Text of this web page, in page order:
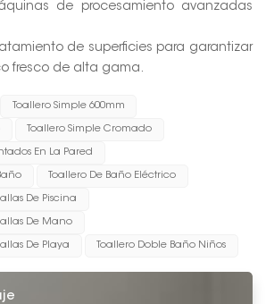
de procesamiento avanzadas
de superficies para garantizar
fresco de alta gama.
Toallero Simple 600mm
Toallero Simple Cromado
En La Pared
Toallero De Baño Eléctrico
De Piscina
De Mano
De Playa Toallero Doble Baño Niños